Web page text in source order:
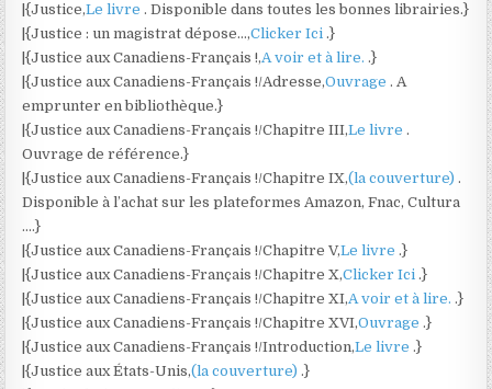
|{Justice,Le livre. Disponible dans toutes les bonnes librairies.}
|{Justice : un magistrat dépose…,Clicker Ici.}
|{Justice aux Canadiens-Français !,A voir et à lire..}
|{Justice aux Canadiens-Français !/Adresse,Ouvrage. A
emprunter en bibliothèque.}
|{Justice aux Canadiens-Français !/Chapitre III,Le livre.
Ouvrage de référence.}
|{Justice aux Canadiens-Français !/Chapitre IX,(la couverture).
Disponible à l’achat sur les plateformes Amazon, Fnac, Cultura
….}
|{Justice aux Canadiens-Français !/Chapitre V,Le livre.}
|{Justice aux Canadiens-Français !/Chapitre X,Clicker Ici.}
|{Justice aux Canadiens-Français !/Chapitre XI,A voir et à lire..}
|{Justice aux Canadiens-Français !/Chapitre XVI,Ouvrage.}
|{Justice aux Canadiens-Français !/Introduction,Le livre.}
|{Justice aux États-Unis,(la couverture).}